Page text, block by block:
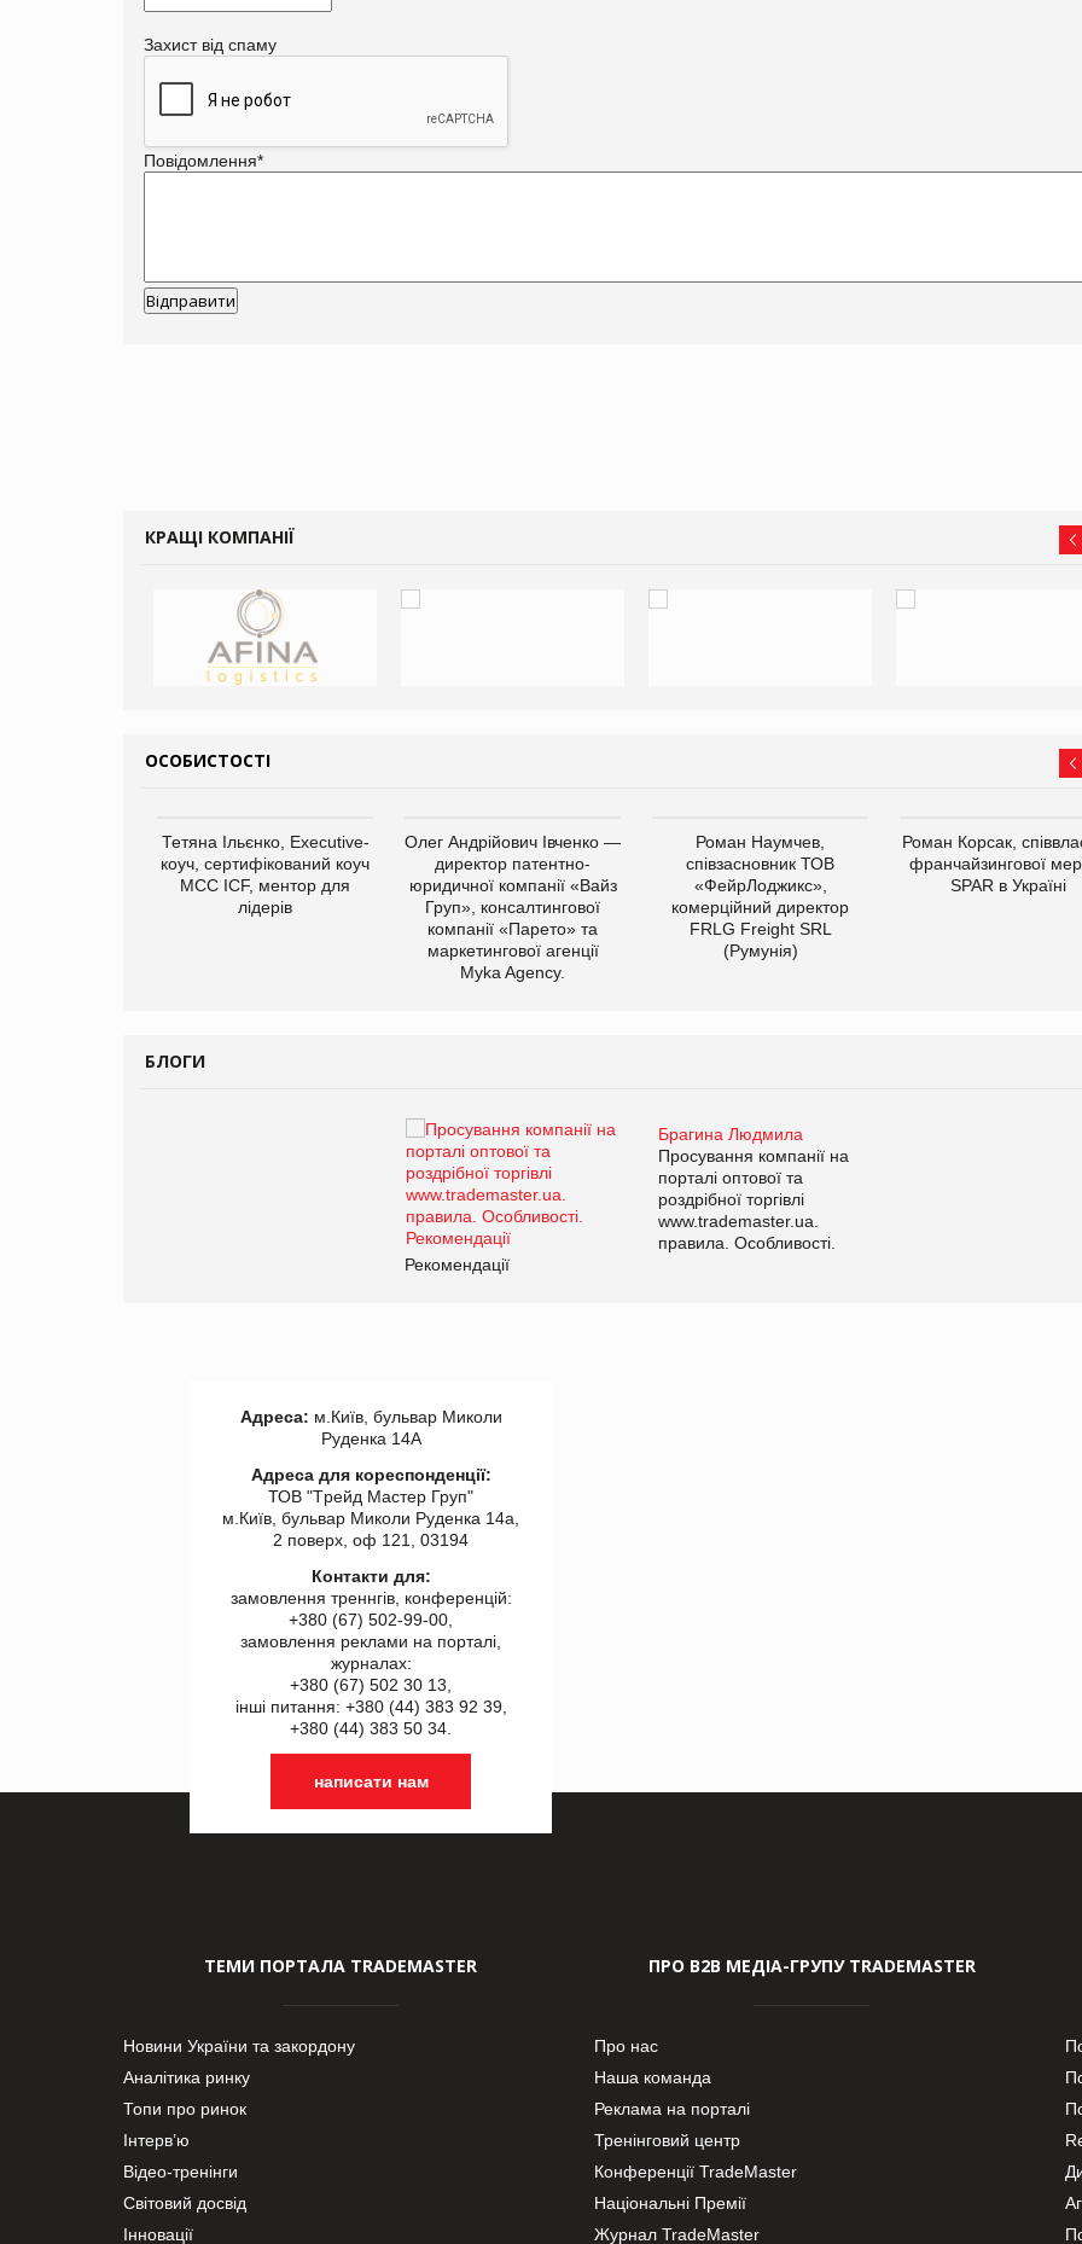
Захист від спаму
Повідомлення*
КРАЩІ КОМПАНІЇ
ОСОБИСТОСТІ
Тетяна Ільєнко, Executive-
коуч, сертифікований коуч
МСС ICF, ментор для
лідерів
Олег Андрійович Івченко —
директор патентно-
юридичної компанії «Вайз
Груп», консалтингової
компанії «Парето» та
маркетингової агенції
Myka Agency.
Роман Наумчев,
співзасновник ТОВ
«ФейрЛоджикс»,
комерційний директор
FRLG Freight SRL
(Румунія)
Роман Корсак,
франчайзингової
SPAR в Україні
БЛОГИ
Брагина Людмила
Просування компанії на
порталі оптової та
роздрібної торгівлі
www.trademaster.ua.
правила. Особливості.
Рекомендації
Адреса: м.Київ, бульвар Миколи
Руденка 14А
Адреса для кореспонденції:
ТОВ "Tрейд Мастер Груп"
м.Київ, бульвар Миколи Руденка 14а,
2 поверх, оф 121, 03194
Контакти для:
замовлення треннгів, конференцій:
+380 (67) 502-99-00,
замовлення реклами на порталі,
журналах:
+380 (67) 502 30 13,
інші питання: +380 (44) 383 92 39,
+380 (44) 383 50 34.
написати нам
ТЕМИ ПОРТАЛА TRADEMASTER
Новини України та закордону
Аналітика ринку
Топи про ринок
Інтерв’ю
Відео-тренінги
Світовий досвід
Інновації
ПРО В2В МЕДІА-ГРУПУ TRADEMASTER
Про нас
Наша команда
Реклама на порталі
Тренінговий центр
Конференції TradeMaster
Національні Премії
Журнал TradeMaster